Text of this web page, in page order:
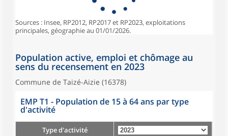
Sources : Insee, RP2012, RP2017 et RP2023, exploitations
principales, géographie au 01/01/2026.
Population active, emploi et chômage au
sens du recensement en 2023
Commune de Taizé-Aizie (16378)
EMP T1 - Population de 15 à 64 ans par type
d'activité
Type d'activité